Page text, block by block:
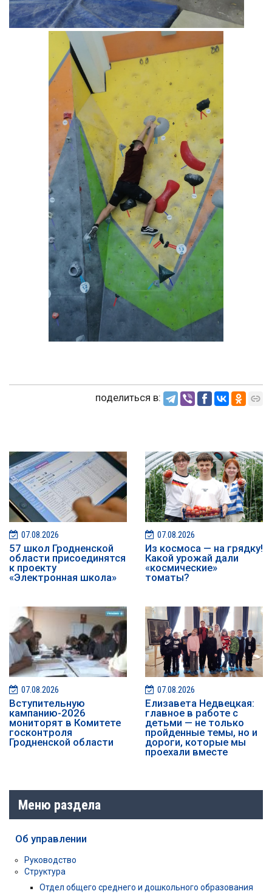
поделиться в:
07.08.2026
57 школ Гродненской
области присоединятся
к проекту
«Электронная школа»
07.08.2026
Из космоса — на грядку!
Какой урожай дали
«космические»
томаты?
07.08.2026
️️Вступительную
кампанию-2026
мониторят в Комитете
госконтроля
Гродненской области
07.08.2026
Елизавета Недвецкая:
главное в работе с
детьми — не только
пройденные темы, но и
дороги, которые мы
проехали вместе
Меню раздела
Об управлении
Руководство
Структура
Отдел общего среднего и дошкольного образования